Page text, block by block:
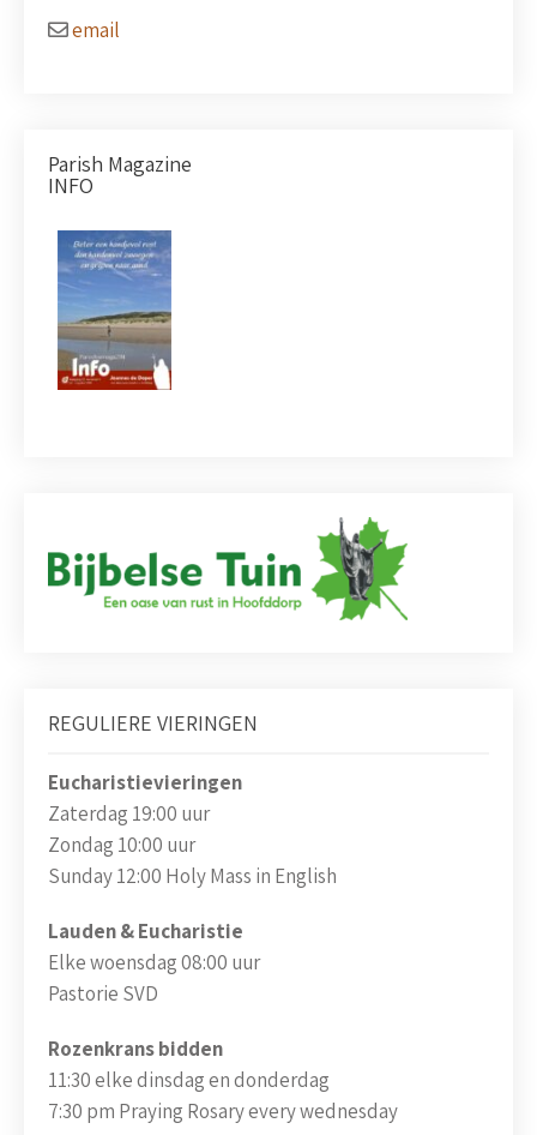
email
Parish Magazine
INFO
REGULIERE VIERINGEN
Eucharistievieringen
Zaterdag 19:00 uur
Zondag 10:00 uur
Sunday 12:00 Holy Mass in English
Lauden & Eucharistie
Elke woensdag 08:00 uur
Pastorie SVD
Rozenkrans bidden
11:30 elke dinsdag en donderdag
7:30 pm Praying Rosary every wednesday